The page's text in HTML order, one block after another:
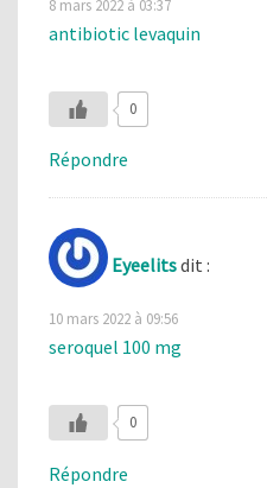
8 mars 2022 à 03:37
antibiotic levaquin
0
Répondre
Eyeelitsdit :
10 mars 2022 à 09:56
seroquel 100 mg
0
Répondre